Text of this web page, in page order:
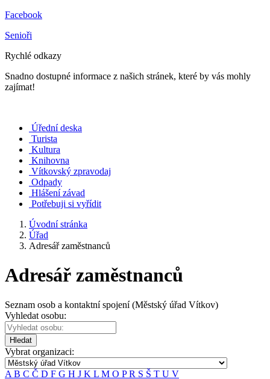
Facebook
Senioři
Rychlé odkazy
Snadno dostupné informace z našich stránek, které by vás mohly
zajímat!
Úřední deska
Turista
Kultura
Knihovna
Vítkovský zpravodaj
Odpady
Hlášení závad
Potřebuji si vyřídit
Úvodní stránka
Úřad
Adresář zaměstnanců
Adresář zaměstnanců
Seznam osob a kontaktní spojení (Městský úřad Vítkov)
Vyhledat osobu:
Hledat
Vybrat organizaci:
A B C Č D F G H J K L M O PR S Š T U V